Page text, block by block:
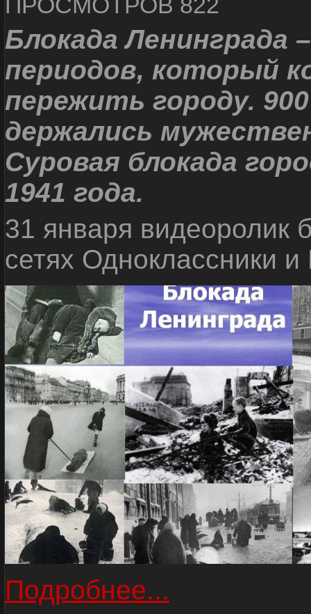
Блокада Ленинграда
периодов, который
пережить городу.
держались
Суровая блокада
1941 года.
31 января видеоролик
сетях Одноклассники и
Подробнее...